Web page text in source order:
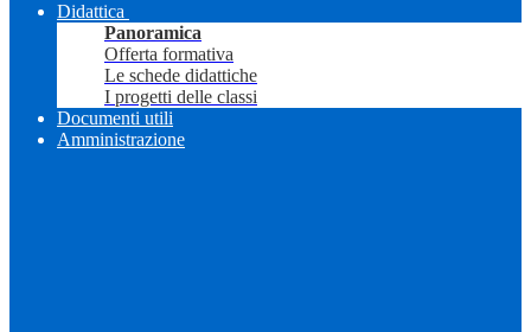
Didattica
Panoramica
Offerta formativa
Le schede didattiche
I progetti delle classi
Documenti utili
Amministrazione